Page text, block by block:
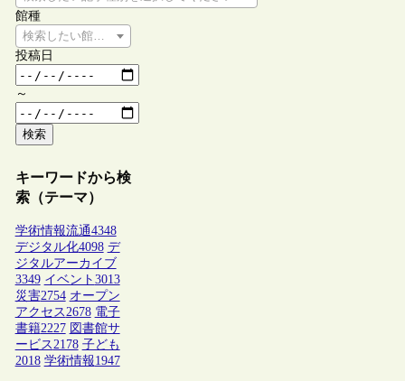
館種
検索したい館種を選択してください
投稿日
～
検索
キーワードから検
索（テーマ）
学術情報流通4348
デジタル化4098 デ
ジタルアーカイブ
3349 イベント 3013
災害2754 オープン
アクセス 2678 電子
書籍2227 図書館サ
ービス 2178 子ども
2018 学術情報1947